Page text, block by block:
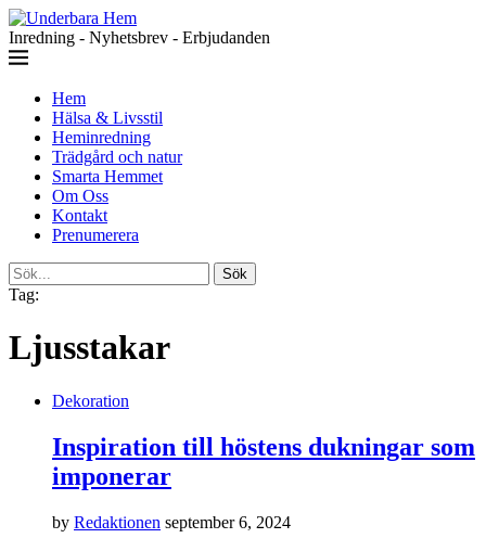
Inredning - Nyhetsbrev - Erbjudanden
Hem
Hälsa & Livsstil
Heminredning
Trädgård och natur
Smarta Hemmet
Om Oss
Kontakt
Prenumerera
Sök
Tag:
Ljusstakar
Dekoration
Inspiration till höstens dukningar som
imponerar
by Redaktionen september 6, 2024